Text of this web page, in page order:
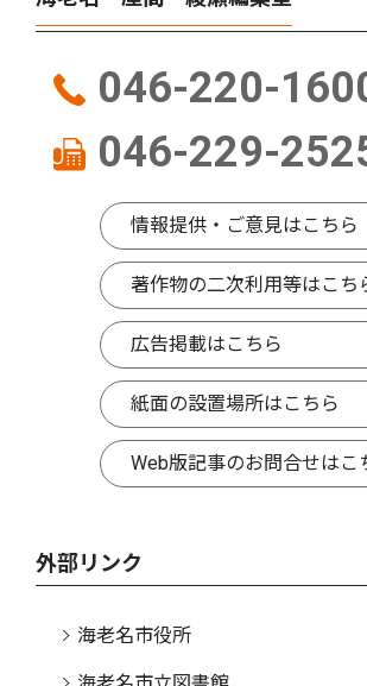
046-220-
046-229-
情報提供・ご意見はこちら
著作物の二次利用等はこち
広告掲載はこちら
紙面の設置場所はこちら
Web版記事のお問合せはこ
外部リンク
海老名市役所